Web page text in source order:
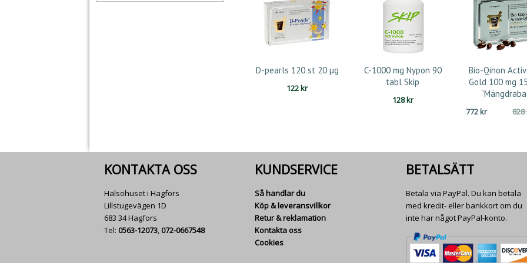
D-pearls 120 st 20 µg
122kr
C-1000 mg Nypon 90
tabl Skip
128kr
Bio-Qinon
Gold 100 mg
828
772kr
KONTAKTA OSS
Hälsohuset i Hagfors
Lillstugevägen 1D
683 34 Hagfors
Tel: 0563-12073,072-0667548
KUNDSERVICE
Så handlar du
Köp & leveransvillkor
Retur & reklamation
Kontakta oss
Cookies
BETALSÄTT
Betala via PayPal. Du kan betala
med kredit- eller bankkort om du
inte har något PayPal-konto.